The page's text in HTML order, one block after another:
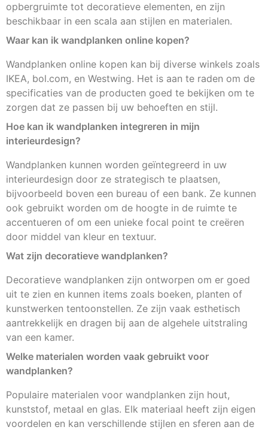
opbergruimte tot decoratieve elementen, en zijn
beschikbaar in een scala aan stijlen en materialen.
Waar kan ik wandplanken online kopen?
Wandplanken online kopen kan bij diverse winkels zoals
IKEA, bol.com, en Westwing. Het is aan te raden om de
specificaties van de producten goed te bekijken om te
zorgen dat ze passen bij uw behoeften en stijl.
Hoe kan ik wandplanken integreren in mijn
interieurdesign?
Wandplanken kunnen worden geïntegreerd in uw
interieurdesign door ze strategisch te plaatsen,
bijvoorbeeld boven een bureau of een bank. Ze kunnen
ook gebruikt worden om de hoogte in de ruimte te
accentueren of om een unieke focal point te creëren
door middel van kleur en textuur.
Wat zijn decoratieve wandplanken?
Decoratieve wandplanken zijn ontworpen om er goed
uit te zien en kunnen items zoals boeken, planten of
kunstwerken tentoonstellen. Ze zijn vaak esthetisch
aantrekkelijk en dragen bij aan de algehele uitstraling
van een kamer.
Welke materialen worden vaak gebruikt voor
wandplanken?
Populaire materialen voor wandplanken zijn hout,
kunststof, metaal en glas. Elk materiaal heeft zijn eigen
voordelen en kan verschillende stijlen en sferen aan de